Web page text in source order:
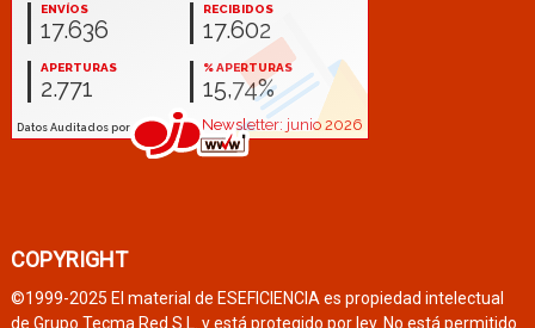
COPYRIGHT
©1999-2025 El material de ESEFICIENCIA es propiedad intelectual
de Grupo Tecma Red S.L. y está protegido por ley. No está permitido